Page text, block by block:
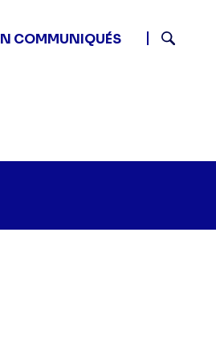
COMMUNIQUÉS
twitter
3" sur facebook